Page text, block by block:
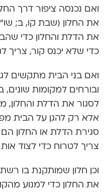
ואם נכנסה ציפור דרך
את החלון (שבת קו, ב;
את הדלת והחלון כדי
כדי שלא יכנס קור, צריך
ואם בני הבית מתקשים
ובורחים למקומות
לסגור את הדלת והחלון,
אלא רק להגן על הבית
סגירת הדלת או החלון הם
צריך לטרוח כדי לצוד
וכן חלון שמותקנת בו
את החלון כדי למנוע